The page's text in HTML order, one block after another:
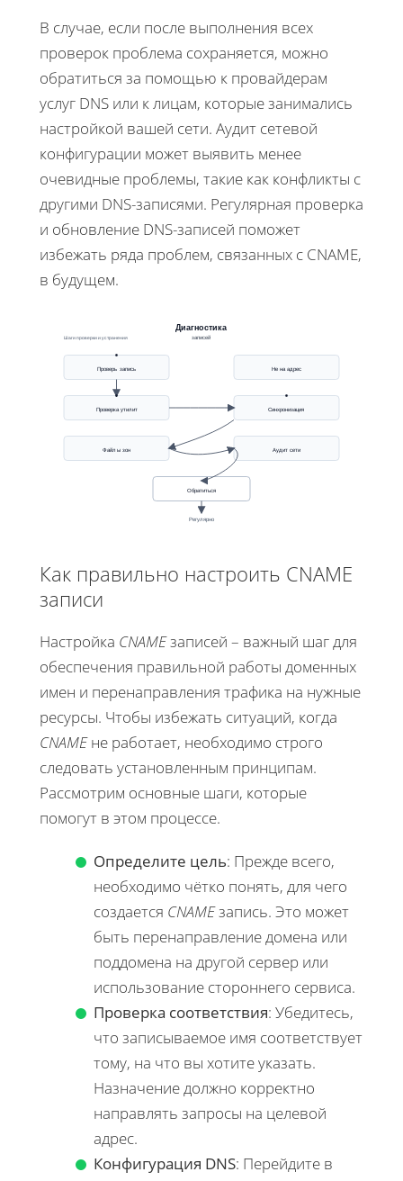
В случае, если после выполнения всех
проверок проблема сохраняется, можно
обратиться за помощью к провайдерам
услуг DNS или к лицам, которые занимались
настройкой вашей сети. Аудит сетевой
конфигурации может выявить менее
очевидные проблемы, такие как конфликты с
другими DNS-записями. Регулярная проверка
и обновление DNS-записей поможет
избежать ряда проблем, связанных с CNAME,
в будущем.
Диагностика
записей
Проверь запись
Проверка утилит
Файлы зон
Не на адрес
Синхронизация
Аудит сети
Обратиться
Регулярно
Шаги проверки и устранения
Как правильно настроить CNAME
записи
Настройка CNAMEзаписей – важный шаг для
обеспечения правильной работы доменных
имен и перенаправления трафика на нужные
ресурсы. Чтобы избежать ситуаций, когда
CNAMEне работает, необходимо строго
следовать установленным принципам.
Рассмотрим основные шаги, которые
помогут в этом процессе.
Определите цель: Прежде всего,
необходимо чётко понять, для чего
создается CNAMEзапись. Это может
быть перенаправление домена или
поддомена на другой сервер или
использование стороннего сервиса.
Проверка соответствия: Убедитесь,
что записываемое имя соответствует
тому, на что вы хотите указать.
Назначение должно корректно
направлять запросы на целевой
адрес.
Конфигурация DNS: Перейдите в